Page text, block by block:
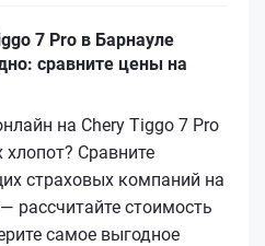
7 Pro в Барнауле
сравните цены на
на Chery Tiggo 7 Pro
Сравните
страховых компаний на
рассчитайте стоимость
самое выгодное